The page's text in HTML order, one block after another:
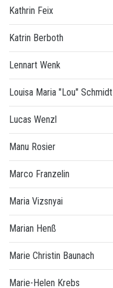
Kathrin Feix
Katrin Berboth
Lennart Wenk
Louisa Maria "Lou" Schmidt
Lucas Wenzl
Manu Rosier
Marco Franzelin
Maria Vizsnyai
Marian Henß
Marie Christin Baunach
Marie-Helen Krebs